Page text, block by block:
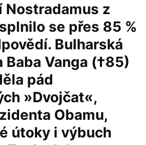
Nostradamus z
se přes 85 %
Bulharská
Baba Vanga (†85)
pád
»Dvojčat«,
Obamu,
útoky i výbuch